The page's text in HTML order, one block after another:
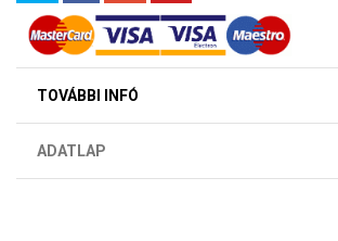
TOVÁBBI INFÓ
ADATLAP